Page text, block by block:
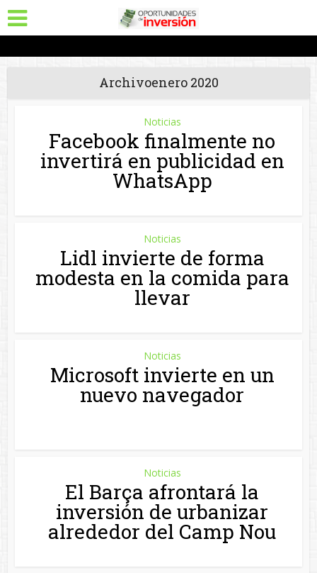
Archivoenero 2020
Noticias
Facebook finalmente no
invertirá en publicidad en
WhatsApp
Noticias
Lidl invierte de forma
modesta en la comida para
llevar
Noticias
Microsoft invierte en un
nuevo navegador
Noticias
El Barça afrontará la
inversión de urbanizar
alrededor del Camp Nou